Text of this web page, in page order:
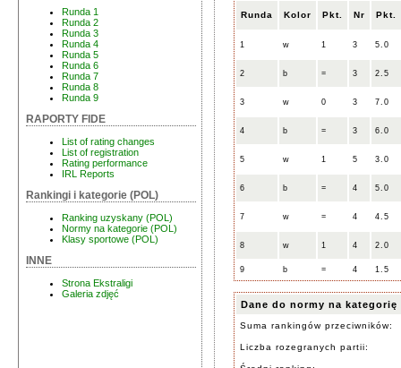
Runda 1
Runda 2
Runda 3
Runda 4
Runda 5
Runda 6
Runda 7
Runda 8
Runda 9
RAPORTY FIDE
List of rating changes
List of registration
Rating performance
IRL Reports
Rankingi i kategorie (POL)
Ranking uzyskany (POL)
Normy na kategorie (POL)
Klasy sportowe (POL)
INNE
Strona Ekstraligi
Galeria zdjęć
Runda Kolor Pkt. Nr Pkt.
1 w 1 3 5.0
2 b = 3 2.5
3 w 0 3 7.0
4 b = 3 6.0
5 w 1 5 3.0
6 b = 4 5.0
7 w = 4 4.5
8 w 1 4 2.0
9 b = 4 1.5
Dane do normy na kategorię
Suma rankingów przeciwników:
Liczba rozegranych partii: